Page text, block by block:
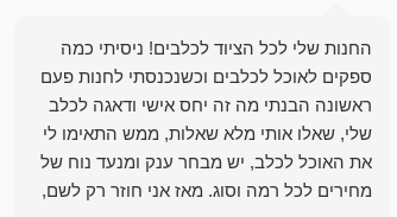
החנות שלי לכל הציוד לכלבים! ניסיתי כמה
ספקים לאוכל לכלבים וכשנכנסתי לחנות פעם
ראשונה הבנתי מה זה יחס אישי ודאגה לכלב
שלי, שאלו אותי מלא שאלות, ממש התאימו לי
את האוכל לכלב, יש מבחר ענק ומנעד נוח של
מחירים לכל רמה וסוג. מאז אני חוזר רק לשם,